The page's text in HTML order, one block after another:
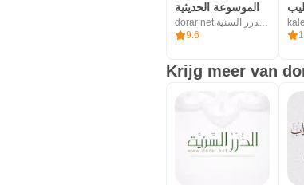
الموسوعة الحديثية
dorar net مؤسسة الدرر السنية
9.6